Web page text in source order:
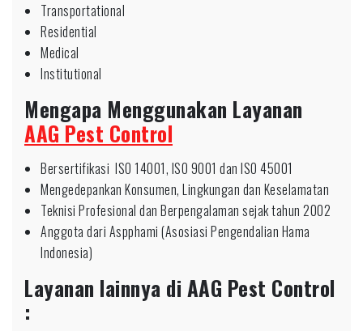
Transportational
Residential
Medical
Institutional
Mengapa Menggunakan Layanan
AAG Pest Control
Bersertifikasi ISO 14001, ISO 9001 dan ISO 45001
Mengedepankan Konsumen, Lingkungan dan Keselamatan
Teknisi Profesional dan Berpengalaman sejak tahun 2002
Anggota dari Aspphami (Asosiasi Pengendalian Hama
Indonesia)
Layanan lainnya di AAG Pest Control
: